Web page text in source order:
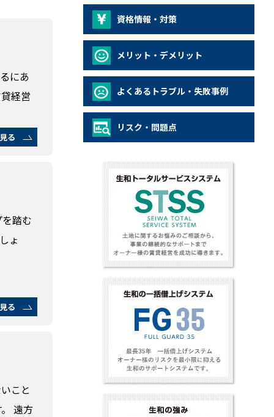
にあ
経営
る
踏む
ょ
る
こと
遠方
資格情報・対策
メリット・デメリット
よくあるトラブル・失敗事例
リスク・問題点